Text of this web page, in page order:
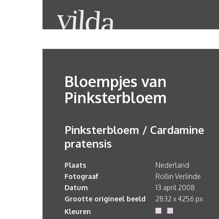
Bloempjes van
Pinksterbloem
Pinksterbloem / Cardamine
pratensis
Plaats
Nederland
Fotograaf
Rollin Verlinde
Datum
13 april 2008
Grootte origineel beeld
2832 x 4256 px.
Kleuren